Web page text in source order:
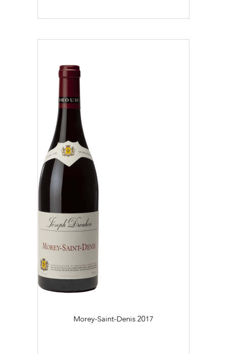
Morey-Saint-Denis 2017